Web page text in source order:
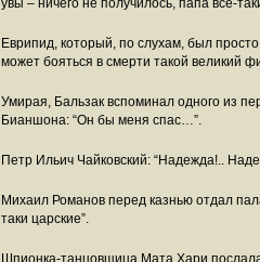
увы – ничего не получилось, папа все-
Еврипид, который, по слухам, был
может бояться в смерти такой великий
Умирая, Бальзак вспоминал одного из
Бианшона: “Он бы меня спас…”.
Петр Ильич Чайковский: “Надежда!..
Михаил Романов перед казнью отдал
таки царские”.